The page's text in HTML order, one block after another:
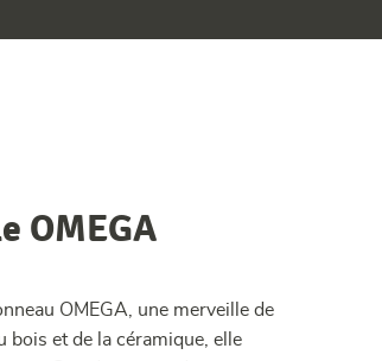
OMEGA
OMEGA, une merveille de
bois et de la céramique, elle